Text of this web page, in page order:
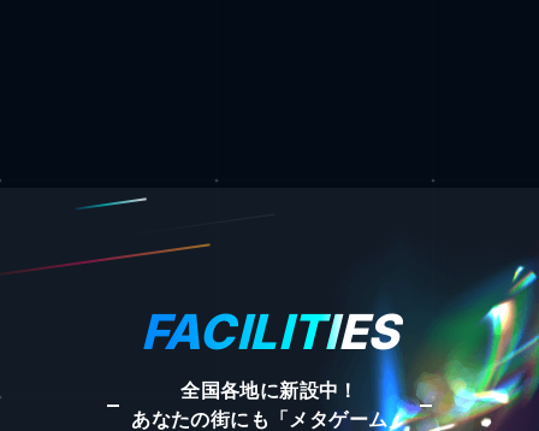
FACILITIES
全国各地に新設中！
あなたの街にも「メタゲーム」